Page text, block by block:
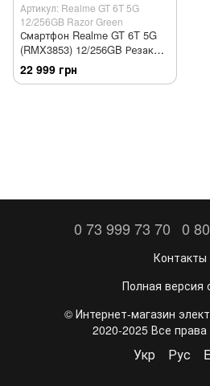
Артикул: Realme GT 6T 5G
12/256GB Razor Green
Смартфон Realme GT 6T 5G
(RMX3853) 12/256GB Резак
Зелёный
22 999 грн
0 73 999 73 70 0
Контакты
Полная версия
©️ Интернет-магазин
2020-2025 Все
Укр Рус